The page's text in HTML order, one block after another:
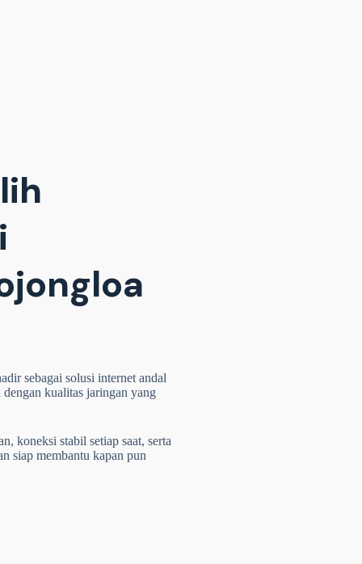
sebagai solusi internet andal
kualitas jaringan yang
koneksi stabil setiap saat, serta
siap membantu kapan pun